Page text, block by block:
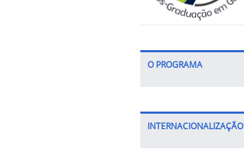
O PROGRAMA
INTERNACIONALIZAÇÃO